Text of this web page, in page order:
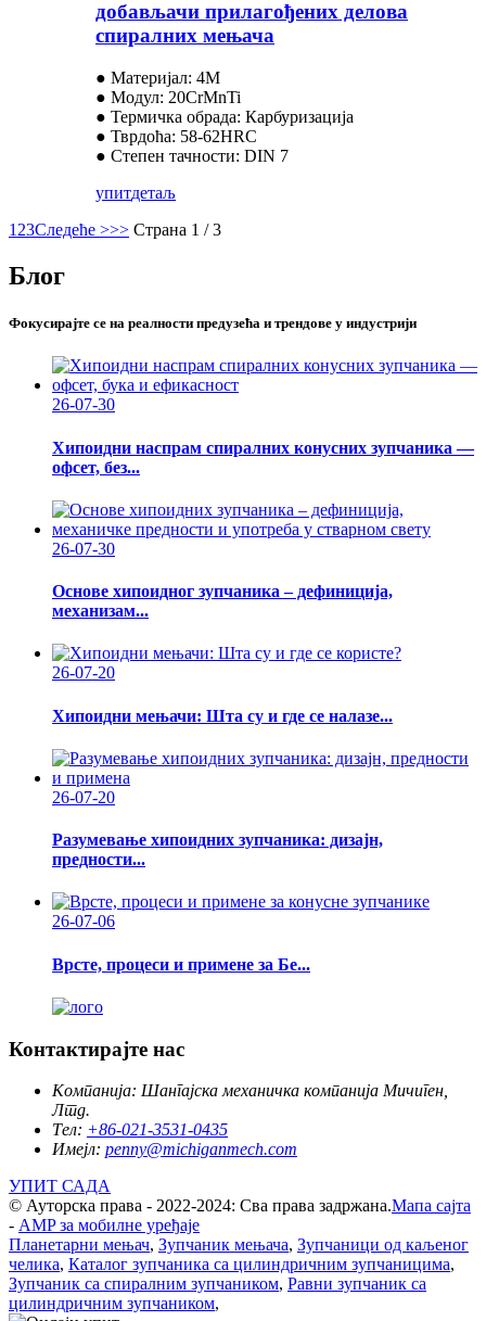
добављачи прилагођених делова
спиралних мењача
● Материјал: 4M
● Модул: 20CrMnTi
● Термичка обрада: Карбуризација
● Тврдоћа: 58-62HRC
● Степен тачности: DIN 7
упитдетаљ
1 23Следеће >>> Страна 1 / 3
Блог
Фокусирајте се на реалности предузећа и трендове у индустрији
26-07-30
Хипоидни наспрам спиралних конусних зупчаника —
офсет, без...
26-07-30
Основе хипоидног зупчаника – дефиниција,
механизам...
26-07-20
Хипоидни мењачи: Шта су и где се налазе...
26-07-20
Разумевање хипоидних зупчаника: дизајн,
предности...
26-07-06
Врсте, процеси и примене за Бе...
Контактирајте нас
Компанија: Шангајска механичка компанија Мичиген,
Лтд.
Тел: +86-021-3531-0435
Имејл: penny@michiganmech.com
УПИТ САДА
© Ауторска права - 2022-2024: Сва права задржана.Мапа сајта
- AMP за мобилне уређаје
Планетарни мењач, Зупчаник мењача, Зупчаници од каљеног
челика, Каталог зупчаника са цилиндричним зупчаницима,
Зупчаник са спиралним зупчаником, Равни зупчаник са
цилиндричним зупчаником,